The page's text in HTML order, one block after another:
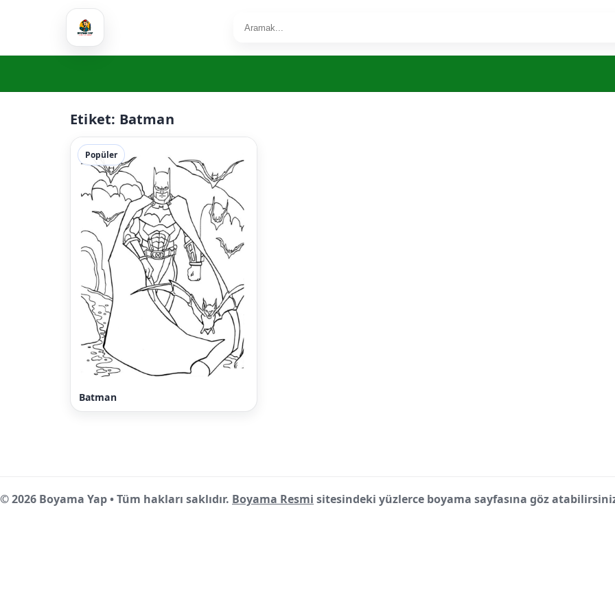
Etiket: Batman
Popüler
Batman
© 2026 Boyama Yap • Tüm hakları saklıdır. Boyama Resmi sitesindeki yüzlerce boyama sayfasına göz